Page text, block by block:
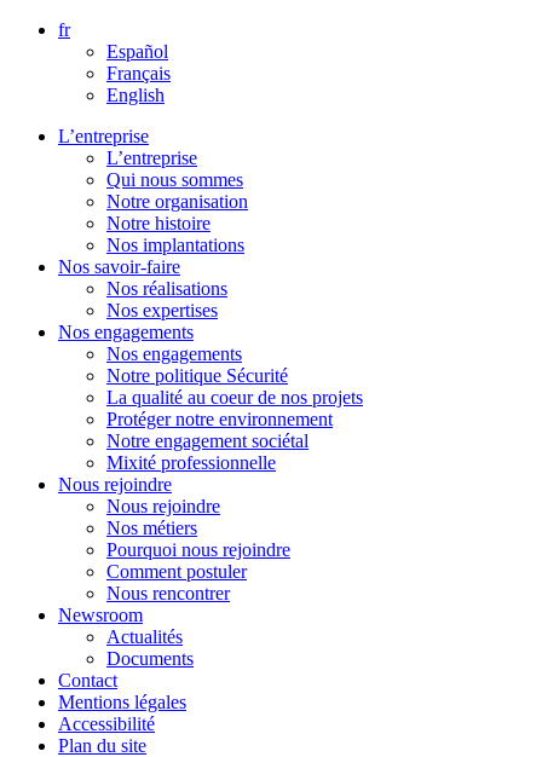
Aller
directement
fr
Español
Français
English
L’entreprise
L’entreprise
Qui nous sommes
Notre organisation
Notre histoire
Nos implantations
Nos savoir-faire
Nos réalisations
Nos expertises
Nos engagements
Nos engagements
Notre politique Sécurité
La qualité au coeur de nos projets
Protéger notre environnement
Notre engagement sociétal
Mixité professionnelle
Nous rejoindre
Nous rejoindre
Nos métiers
Pourquoi nous rejoindre
Comment postuler
Nous rencontrer
Newsroom
Actualités
Documents
Contact
Mentions légales
Accessibilité
Plan du site